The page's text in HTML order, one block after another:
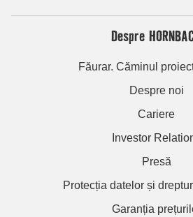
Despre
Făurar. Căminul
Despre noi
Cariere
Investor
Presă
Protecția datelor și
Garanția